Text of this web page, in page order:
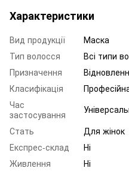
Характеристики
Вид продукції
Маска
Тип волосся
Всі типи
Призначення
Класифікація
Час
застосування
Стать
Для жінок
Експрес-склад
Ні
Живлення
Ні